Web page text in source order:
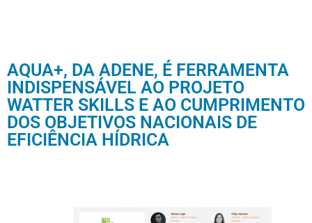
AQUA+, DA ADENE, É FERRAMENTA
INDISPENSÁVEL AO PROJETO
WATTER SKILLS E AO CUMPRIMENTO
DOS OBJETIVOS NACIONAIS DE
EFICIÊNCIA HÍDRICA